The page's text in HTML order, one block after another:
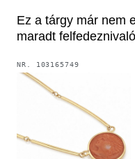
Ez a tárgy már nem
maradt felfedeznivaló
NR. 103165749